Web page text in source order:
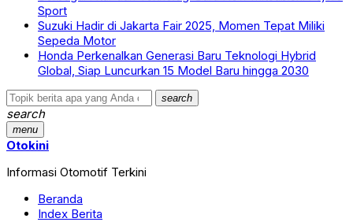
Sport
Suzuki Hadir di Jakarta Fair 2025, Momen Tepat Miliki
Sepeda Motor
Honda Perkenalkan Generasi Baru Teknologi Hybrid
Global, Siap Luncurkan 15 Model Baru hingga 2030
search
search
menu
Otokini
Informasi Otomotif Terkini
Beranda
Index Berita